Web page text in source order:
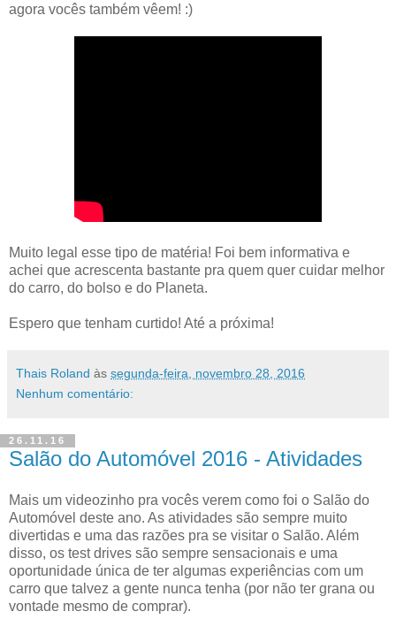
agora vocês também vêem! :)
Muito legal esse tipo de matéria! Foi bem informativa e
achei que acrescenta bastante pra quem quer cuidar melhor
do carro, do bolso e do Planeta.
Espero que tenham curtido! Até a próxima!
Thais Roland às segunda-feira, novembro 28, 2016
Nenhum comentário:
26.11.16
Salão do Automóvel 2016 - Atividades
Mais um videozinho pra vocês verem como foi o Salão do
Automóvel deste ano. As atividades são sempre muito
divertidas e uma das razões pra se visitar o Salão. Além
disso, os test drives são sempre sensacionais e uma
oportunidade única de ter algumas experiências com um
carro que talvez a gente nunca tenha (por não ter grana ou
vontade mesmo de comprar).